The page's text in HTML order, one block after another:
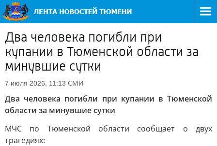
Два человека погибли при
купании в Тюменской области за
минувшие сутки
7 июля 2026, 11:13 СМИ
Два человека погибли при купании в Тюменской
области за минувшие сутки
МЧС по Тюменской области сообщает о двух
трагедиях: